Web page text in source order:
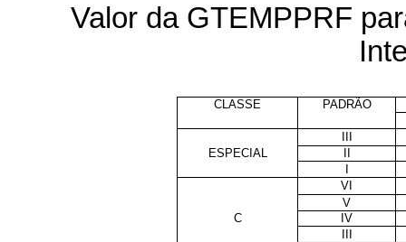
Valor da GTEMPPRF
CLASSE PADRÃO
III
ESPECIAL
II
I
VI
V
C
IV
III